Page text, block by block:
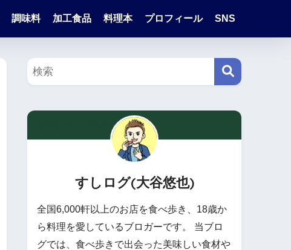
調味料 加工食品 料理本 プロフィール SNS
すしログ(大谷悠也)
全国6,000軒以上のお店を食べ歩き、18歳か
ら料理を愛しているブロガーです。 当ブロ
グでは、食べ歩きで出会った美味しい食材や